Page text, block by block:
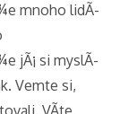
mnoho lidÃ­
jÃ¡ si myslÃ­
Vemte si,